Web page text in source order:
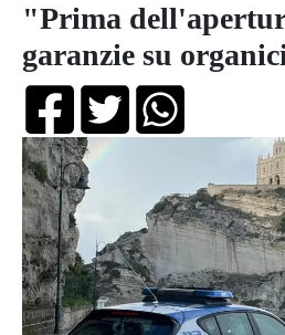
"Prima
garanzie su